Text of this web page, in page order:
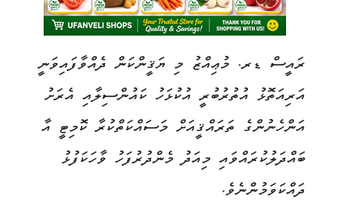
ރައީސް ޑރ. މުޢިއްޒު މި ޔަޤީންކަން ދެއްވާފައިވަނީ
އަރިއަތޮޅު އުތުރުބުރީ އުކުޅަހު ކައުންސިލާއި އެރަށު
އަންހެނުންގެ ތަރައްޤީއަށް މަސައްކަތްކުރާ ކޮމިޓީ އާ
ބައްދަލުކުރައްވައި މިއަދު މެންދުރުފަހު ވާހަކަފުޅު
ދައްކަވަމުންނެވެ.